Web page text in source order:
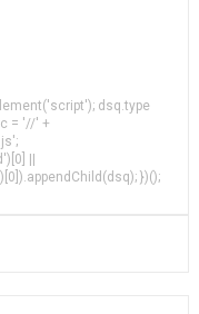
dsq.type
= '//' +
||
})();